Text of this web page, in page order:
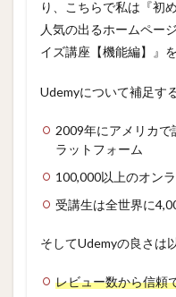
り、こちらで私は『初
人気の出るホームペー
イズ講座【機能編】』
Udemyについて補足す
2009年にアメリカ
ラットフォーム
100,000以上のオン
受講生は全世界に
そしてUdemyの良さは
レビュー数から信頼